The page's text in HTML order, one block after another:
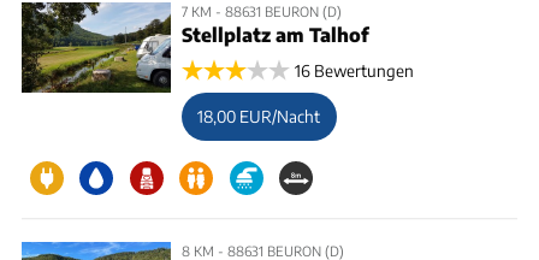
7 KM - 88631 BEURON (D)
Stellplatz am Talhof
16 Bewertungen
18,00 EUR/Nacht
8 KM - 88631 BEURON (D)